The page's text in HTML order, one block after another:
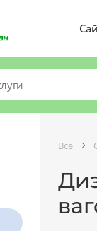
Все